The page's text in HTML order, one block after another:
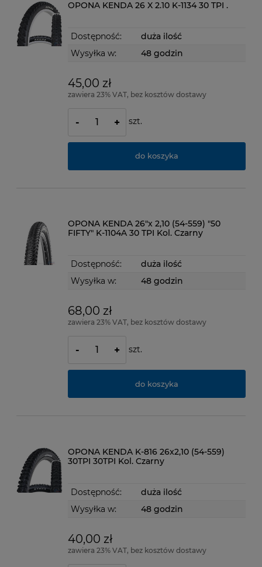
OPONA KENDA 26 X 2.10 K-1134 30 TPI .
Dostępność:
duża ilość
Wysyłka w:
48 godzin
45,00 zł
zawiera 23% VAT, bez kosztów dostawy
- + szt.
do koszyka
OPONA KENDA 26"x 2,10 (54-559) "50
FIFTY" K-1104A 30 TPI Kol. Czarny
Dostępność:
duża ilość
Wysyłka w:
48 godzin
68,00 zł
zawiera 23% VAT, bez kosztów dostawy
- + szt.
do koszyka
OPONA KENDA K-816 26x2,10 (54-559)
30TPI 30TPI Kol. Czarny
Dostępność:
duża ilość
Wysyłka w:
48 godzin
40,00 zł
zawiera 23% VAT, bez kosztów dostawy